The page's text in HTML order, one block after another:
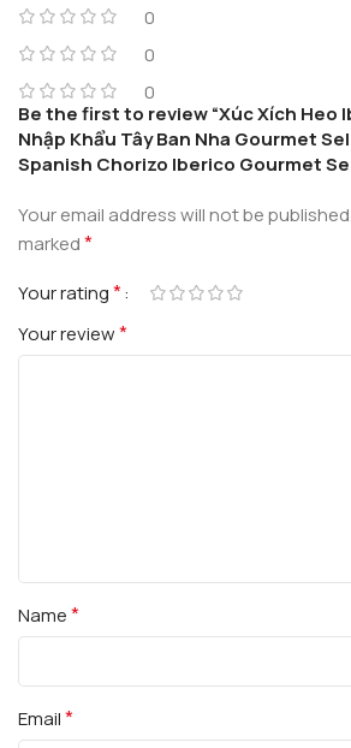
0
0
0
Be the first to review “Xúc Xích Heo
Nhập Khẩu Tây Ban Nha Gourmet
Spanish Chorizo Iberico Gourmet
Your email address will not be published.
marked*
Your rating*
Your review*
Name*
Email*